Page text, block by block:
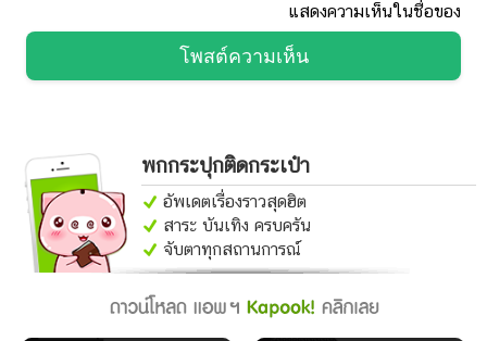
แสดงความเห็นในชื่อของ
โพสต์ความเห็น
พกกระปุกติดกระเป๋า
อัพเดตเรื่องราวสุดฮิต
สาระ บันเทิง ครบครัน
จับตาทุกสถานการณ์